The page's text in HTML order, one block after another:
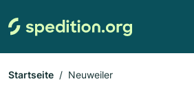
Startseite Neuweiler